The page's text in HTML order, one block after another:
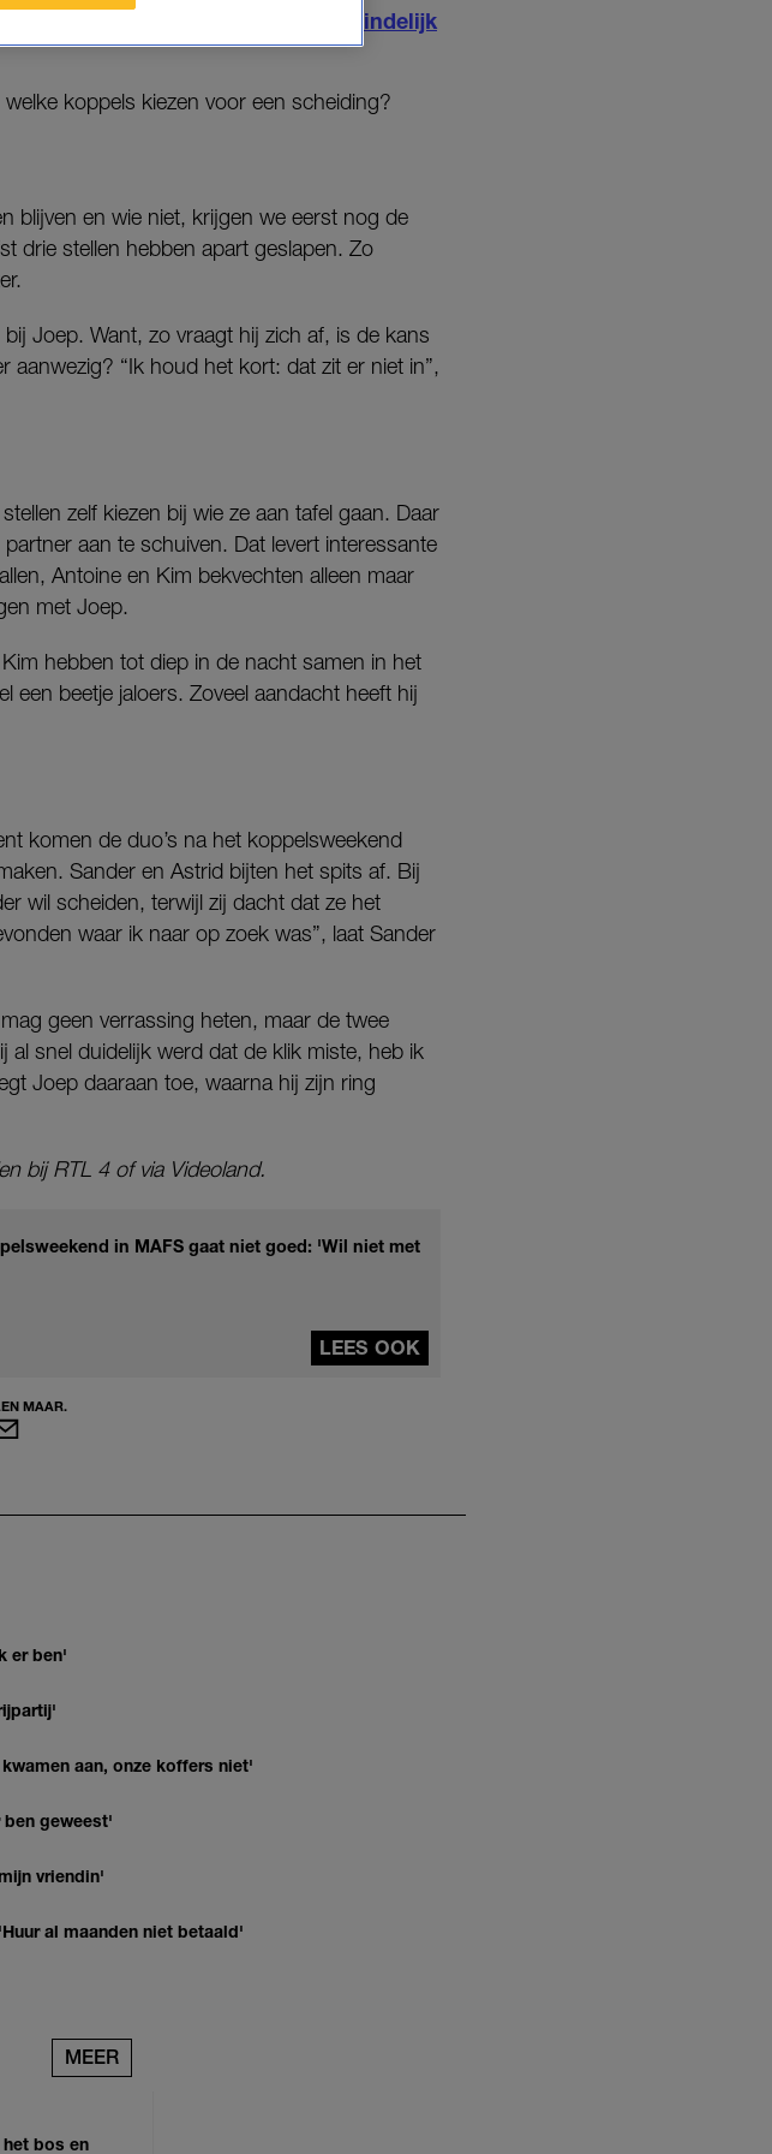
en woensdagavond krijgen we
eindelijk
koppels kiezen voor een scheiding?
blijven en wie niet, krijgen we eerst nog de
drie stellen hebben apart geslapen. Zo
Joep. Want, zo vraagt hij zich af, is de kans
aanwezig? “Ik houd het kort: dat zit er niet in”,
zelf kiezen bij wie ze aan tafel gaan. Daar
aan te schuiven. Dat levert interessante
Antoine en Kim bekvechten alleen maar
met Joep.
hebben tot diep in de nacht samen in het
een beetje jaloers. Zoveel aandacht heeft hij
komen de duo’s na het koppelsweekend
Sander en Astrid bijten het spits af. Bij
wil scheiden, terwijl zij dacht dat ze het
waar ik naar op zoek was”, laat Sander
geen verrassing heten, maar de twee
snel duidelijk werd dat de klik miste, heb ik
Joep daaraan toe, waarna hij zijn ring
bij RTL 4 of via Videoland.
in MAFS gaat niet goed: 'Wil niet met
LEES OOK
MAAR.
er ben'
aan, onze koffers niet'
geweest'
vriendin'
al maanden niet betaald'
MEER
het bos en